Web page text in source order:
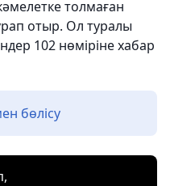
толмаған
отыр. Ол туралы
102 нөміріне хабар
бөлісу